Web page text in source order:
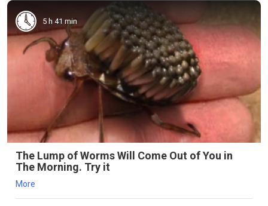
5 h 41 min
The Lump of Worms Will Come Out of You in
The Morning. Try it
More